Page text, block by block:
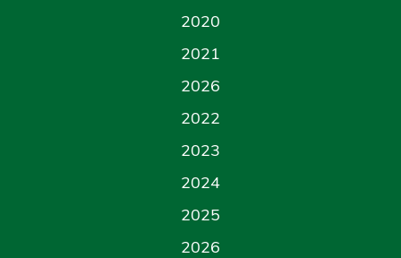
2020
2021
2026
2022
2023
2024
2025
2026